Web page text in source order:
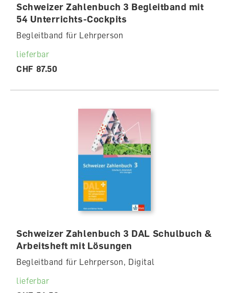
Schweizer Zahlenbuch 3 Begleitband mit
54 Unterrichts-Cockpits
Begleitband für Lehrperson
lieferbar
CHF 87.50
Schweizer Zahlenbuch 3 DAL Schulbuch &
Arbeitsheft mit Lösungen
Begleitband für Lehrperson, Digital
lieferbar